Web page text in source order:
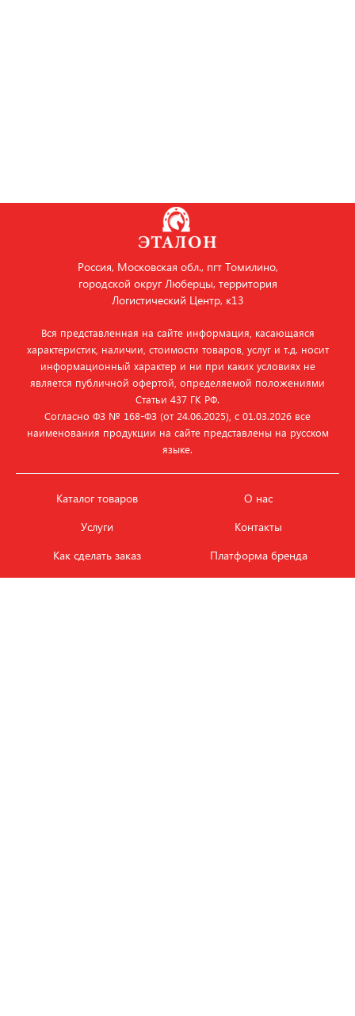
Россия, Московская обл., пгт Томилино,
городской округ Люберцы, территория
Логистический Центр, к13
Вся представленная на сайте информация, касающаяся
характеристик, наличии, стоимости товаров, услуг и т.д. носит
информационный характер и ни при каких условиях не
является публичной офертой, определяемой положениями
Статьи 437 ГК РФ.
Согласно ФЗ № 168‑ФЗ (от 24.06.2025), с 01.03.2026 все
наименования продукции на сайте представлены на русском
языке.
Каталог товаров
Услуги
Как сделать заказ
О нас
Контакты
Платформа бренда